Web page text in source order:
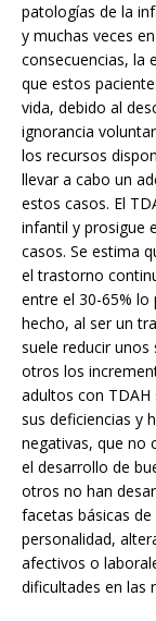
patologías de la
y muchas veces
consecuencias, la
que estos
vida, debido al
ignorancia
los recursos
llevar a cabo un
estos casos. El
infantil y prosigue
casos. Se estima
el trastorno
entre el 30-65% lo
hecho, al ser un
suele reducir
otros los
adultos con
sus deficiencias y
negativas, que no
el desarrollo de
otros no han
facetas básicas
personalidad,
afectivos o
dificultades en las